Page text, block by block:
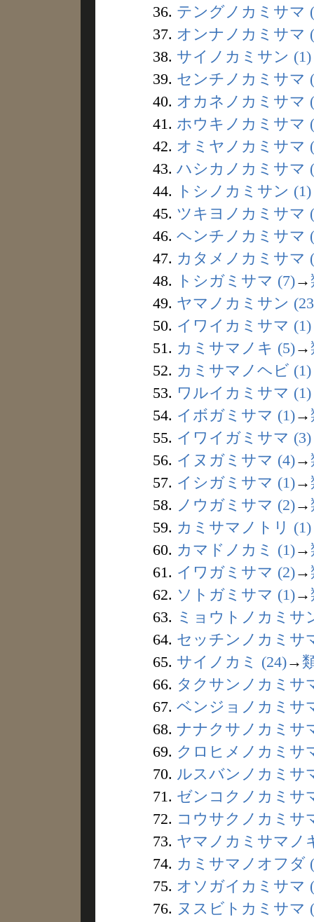
36. テングノカミサマ
37. オンナノカミサマ
38. サイノカミサン (1)
39. センチノカミサマ
40. オカネノカミサマ
41. ホウキノカミサマ
42. オミヤノカミサマ
43. ハシカノカミサマ
44.
トシノカミサン (1)
45. ツキヨノカミサマ
46. ヘンチノカミサマ
47. カタメノカミサマ
48.
トシガミサマ (7)→
49. ヤマノカミサン
50. イワイカミサマ (1)
51. カミサマノキ (5)→
52. カミサマノヘビ (1)
53. ワルイカミサマ (1)
54. イボガミサマ (1)→
55. イワイガミサマ (3)
56. イヌガミサマ (4)→
57. イシガミサマ (1)→
58. ノウガミサマ (2)→
59. カミサマノトリ (1)
60. カマドノカミ (1)→
61. イワガミサマ (2)→
62. ソトガミサマ (1)→
63. ミョウトノカミサ
64. セッチンノカミサ
65. サイノカミ (24)→
66. タクサンノカミサ
67. ベンジョノカミサ
68. ナナクサノカミサ
69. クロヒメノカミサ
70. ルスバンノカミサ
71. ゼンコクノカミサ
72. コウサクノカミサ
73. ヤマノカミサマノ
74. カミサマノオフダ
75. オソガイカミサマ
76. ヌスビトカミサマ